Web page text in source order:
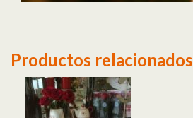
Productos relacionados